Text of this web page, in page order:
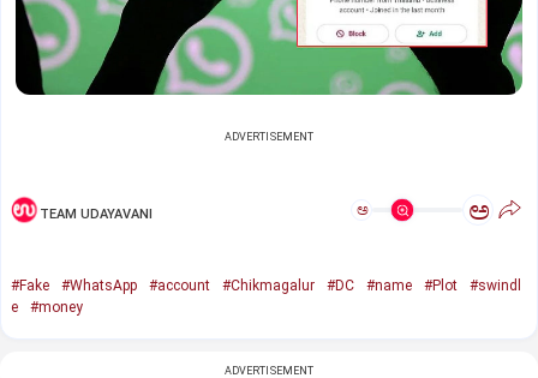
ADVERTISEMENT
TEAM UDAYAVANI ಅ ಅ
#Fake #WhatsApp #account #Chikmagalur #DC #name #Plot
#swindl
e
#money
ADVERTISEMENT